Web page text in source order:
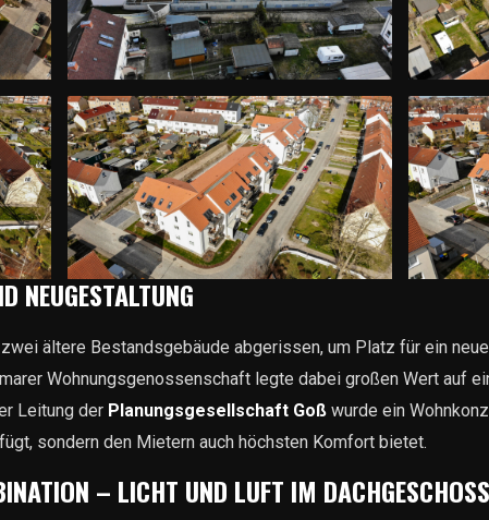
NEUGESTALTUNG
ältere Bestandsgebäude abgerissen, um Platz für ein
Wohnungsgenossenschaft legte dabei großen Wert auf
Leitung der Planungsgesellschaft Goßwurde ein
sondern den Mietern auch höchsten Komfort bietet.
– LICHT UND LUFT IM DACHGESCHOSS